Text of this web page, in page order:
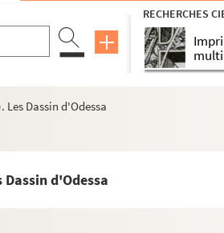
RECHERCHES
Les Dassin d'Odessa
d'Odessa
(01). A la recherche du temps perdu